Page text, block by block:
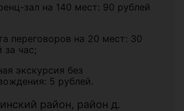
зал на 140 мест: 90 рублей
переговоров на 20 мест: 30
за час;
экскурсия без
5 рублей.
район, район д.